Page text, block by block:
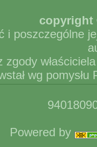
copyright
i poszczególne
wg
Powered by